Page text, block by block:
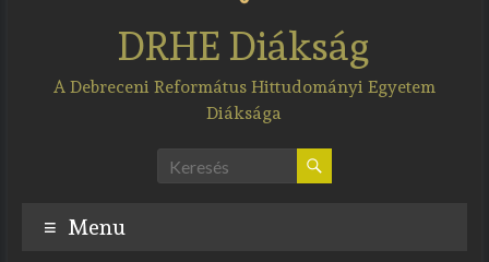
DRHE Diákság
A Debreceni Református Hittudományi Egyetem
Diáksága
Menu